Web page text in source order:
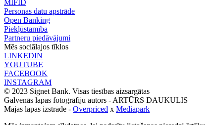
MIFID
Personas datu apstrāde
Open Banking
Piekļūstamība
Partneru piedāvājumi
Mēs sociālajos tīklos
LINKEDIN
YOUTUBE
FACEBOOK
INSTAGRAM
© 2023 Signet Bank. Visas tiesības aizsargātas
Galvenās lapas fotogrāfiju autors - ARTŪRS DAUKULIS
Mājas lapas izstrāde - Overpriced x Mediapark